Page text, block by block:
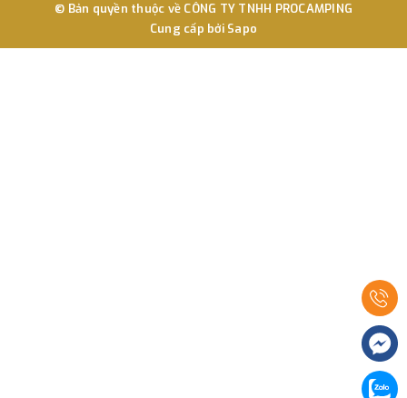
© Bản quyền thuộc về CÔNG TY TNHH PROCAMPING
Cung cấp bởi Sapo